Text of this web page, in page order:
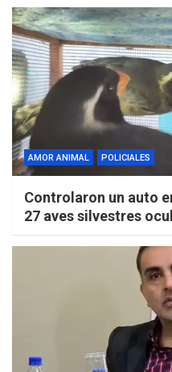
AMOR ANIMAL POLICIALES
Controlaron un auto
27 aves silvestres